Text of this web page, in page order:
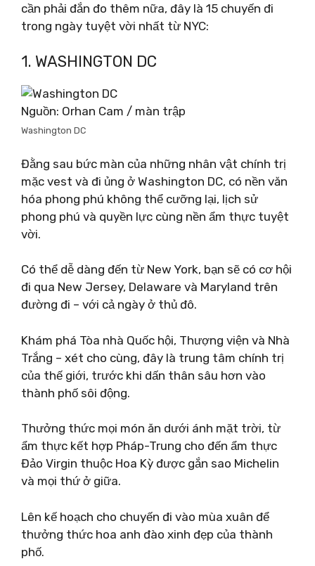
cần phải đắn đo thêm nữa, đây là 15 chuyến đi
trong ngày tuyệt vời nhất từ ​​NYC:
1. WASHINGTON DC
Nguồn: Orhan Cam / màn trập
Washington DC
Đằng sau bức màn của những nhân vật chính trị
mặc vest và đi ủng ở Washington DC, có nền văn
hóa phong phú không thể cưỡng lại, lịch sử
phong phú và quyền lực cùng nền ẩm thực tuyệt
vời.
Có thể dễ dàng đến từ New York, bạn sẽ có cơ hội
đi qua New Jersey, Delaware và Maryland trên
đường đi – với cả ngày ở thủ đô.
Khám phá Tòa nhà Quốc hội, Thượng viện và Nhà
Trắng – xét cho cùng, đây là trung tâm chính trị
của thế giới, trước khi dấn thân sâu hơn vào
thành phố sôi động.
Thưởng thức mọi món ăn dưới ánh mặt trời, từ
ẩm thực kết hợp Pháp-Trung cho đến ẩm thực
Đảo Virgin thuộc Hoa Kỳ được gắn sao Michelin
và mọi thứ ở giữa.
Lên kế hoạch cho chuyến đi vào mùa xuân để
thưởng thức hoa anh đào xinh đẹp của thành
phố.